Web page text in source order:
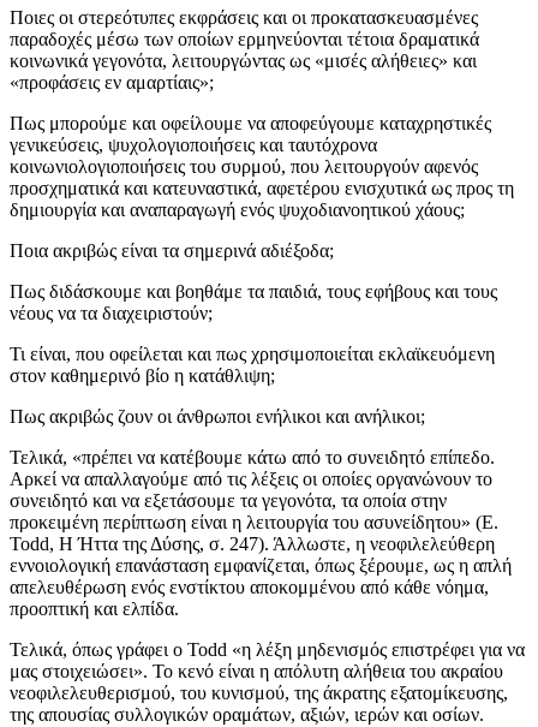
Ποιες οι στερεότυπες εκφράσεις και οι προκατασκευασμένες
παραδοχές μέσω των οποίων ερμηνεύονται τέτοια δραματικά
κοινωνικά γεγονότα, λειτουργώντας ως «μισές αλήθειες» και
«προφάσεις εν αμαρτίαις»;
Πως μπορούμε και οφείλουμε να αποφεύγουμε καταχρηστικές
γενικεύσεις, ψυχολογιοποιήσεις και ταυτόχρονα
κοινωνιολογιοποιήσεις του συρμού, που λειτουργούν αφενός
προσχηματικά και κατευναστικά, αφετέρου ενισχυτικά ως προς τη
δημιουργία και αναπαραγωγή ενός ψυχοδιανοητικού χάους;
Ποια ακριβώς είναι τα σημερινά αδιέξοδα;
Πως διδάσκουμε και βοηθάμε τα παιδιά, τους εφήβους και τους
νέους να τα διαχειριστούν;
Τι είναι, που οφείλεται και πως χρησιμοποιείται εκλαϊκευόμενη
στον καθημερινό βίο η κατάθλιψη;
Πως ακριβώς ζουν οι άνθρωποι ενήλικοι και ανήλικοι;
Τελικά, «πρέπει να κατέβουμε κάτω από το συνειδητό επίπεδο.
Αρκεί να απαλλαγούμε από τις λέξεις οι οποίες οργανώνουν το
συνειδητό και να εξετάσουμε τα γεγονότα, τα οποία στην
προκειμένη περίπτωση είναι η λειτουργία του ασυνείδητου» (E.
Todd, Η Ήττα της Δύσης, σ. 247). Άλλωστε, η νεοφιλελεύθερη
εννοιολογική επανάσταση εμφανίζεται, όπως ξέρουμε, ως η απλή
απελευθέρωση ενός ενστίκτου αποκομμένου από κάθε νόημα,
προοπτική και ελπίδα.
Τελικά, όπως γράφει ο Todd «η λέξη μηδενισμός επιστρέφει για να
μας στοιχειώσει». Το κενό είναι η απόλυτη αλήθεια του ακραίου
νεοφιλελευθερισμού, του κυνισμού, της άκρατης εξατομίκευσης,
της απουσίας συλλογικών οραμάτων, αξιών, ιερών και οσίων.